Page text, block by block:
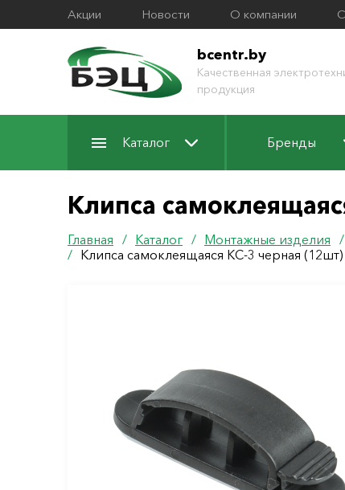
Акции Новости О компании
bcentr.by
Качественная
продукция
Каталог Бренды
Клипса
Главная / Каталог / Монтажные изделия /
/ Клипса самоклеящаяся КС-3 черная (12шт)